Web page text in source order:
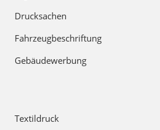
Drucksachen
Fahrzeugbeschriftung
Gebäudewerbung
Textildruck